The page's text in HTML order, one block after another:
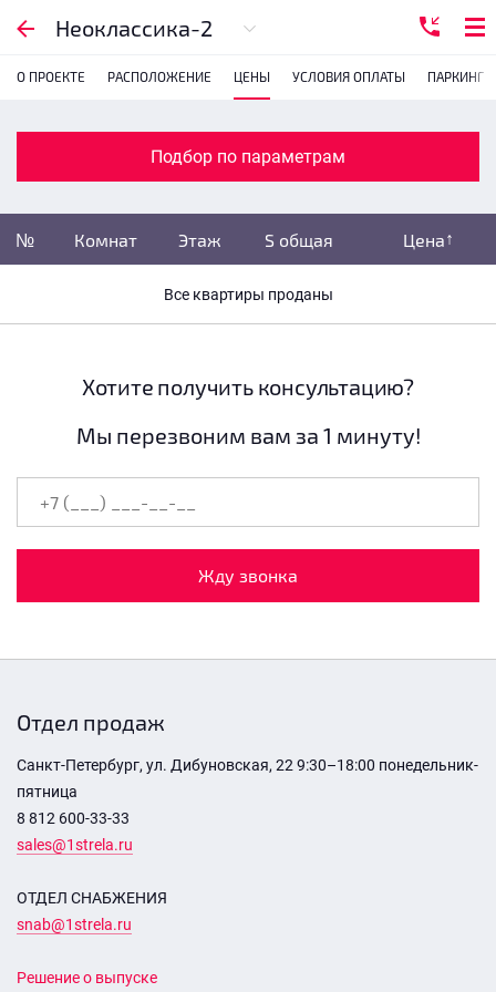
Неоклассика-2
О ПРОЕКТЕ РАСПОЛОЖЕНИЕ ЦЕНЫ УСЛОВИЯ ОПЛАТЫ ПАРКИНГ
Подбор по параметрам
№ Комнат Этаж S общая Цена
Все квартиры проданы
Подбор по параметрам
1
Убрать переуступки
S общая не указана
все этажи
Хотите получить консультацию?
Мы перезвоним вам за 1 минуту!
Жду звонка
Отдел продаж
Санкт-Петербург, ул. Дибуновская, 22 9:30–18:00 понедельник-
пятница
8 812 600-33-33
sales@1strela.ru
ОТДЕЛ СНАБЖЕНИЯ
snab@1strela.ru
Решение о выпуске